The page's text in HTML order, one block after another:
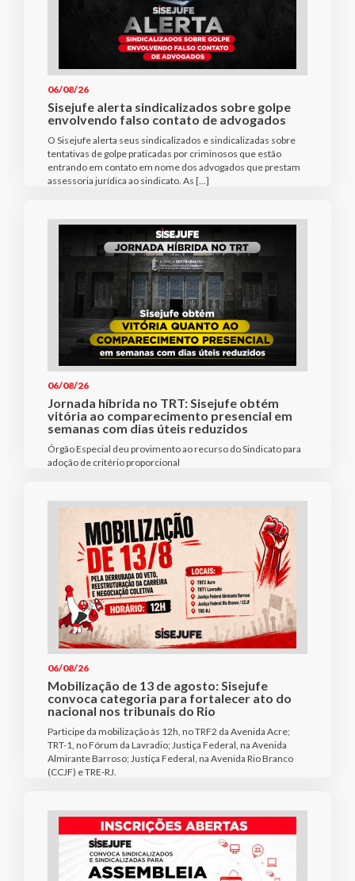
06/08/26
Sisejufe alerta sindicalizados sobre golpe
envolvendo falso contato de advogados
O Sisejufe alerta seus sindicalizados e sindicalizadas sobre
tentativas de golpe praticadas por criminosos que estão
entrando em contato em nome dos advogados que prestam
assessoria jurídica ao sindicato. As […]
06/08/26
Jornada híbrida no TRT: Sisejufe obtém
vitória ao comparecimento presencial em
semanas com dias úteis reduzidos
Órgão Especial deu provimento ao recurso do Sindicato para
adoção de critério proporcional
06/08/26
Mobilização de 13 de agosto: Sisejufe
convoca categoria para fortalecer ato do
nacional nos tribunais do Rio
Participe da mobilização às 12h, no TRF2 da Avenida Acre;
TRT-1, no Fórum da Lavradio; Justiça Federal, na Avenida
Almirante Barroso; Justiça Federal, na Avenida Rio Branco
(CCJF) e TRE-RJ.